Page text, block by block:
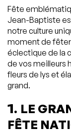
Fête
Jean-Baptiste
notre culture
moment de fêter
éclectique de la
de vos meilleurs
fleurs de lys et
grand.
1. LE
FÊTE